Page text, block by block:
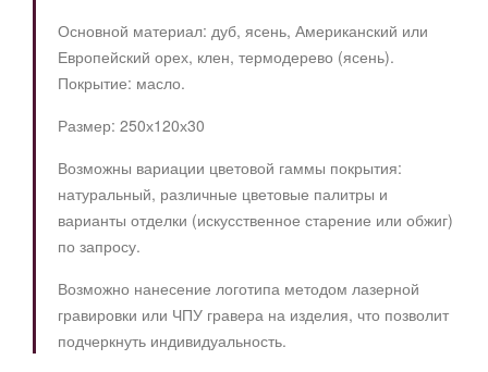
Основной материал: дуб, ясень, Американский или
Европейский орех, клен, термодерево (ясень).
Покрытие: масло.
Размер: 250х120х30
Возможны вариации цветовой гаммы покрытия:
натуральный, различные цветовые палитры и
варианты отделки (искусственное старение или обжиг)
по запросу.
Возможно нанесение логотипа методом лазерной
гравировки или ЧПУ гравера на изделия, что позволит
подчеркнуть индивидуальность.